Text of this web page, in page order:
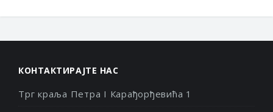
КОНТАКТИРАЈТЕ НАС
Трг краља Петра I Карађорђевића 1